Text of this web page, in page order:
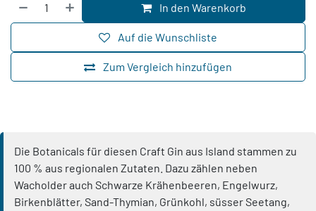
In den Warenkorb
Zum Vergleich hinzufügen
Auf die Wunschliste
Die Botanicals für diesen Craft Gin aus Island stammen zu
100 % aus regionalen Zutaten. Dazu zählen neben
Wacholder auch Schwarze Krähenbeeren, Engelwurz,
Birkenblätter, Sand-Thymian, Grünkohl, süsser Seetang,